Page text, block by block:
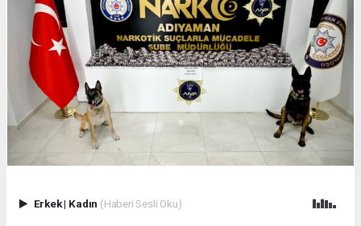
Erkek| Kadın (Haberi Sesli Oku)